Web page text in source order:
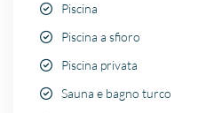
Piscina
Piscina a sfioro
Piscina privata
Sauna e bagno turco